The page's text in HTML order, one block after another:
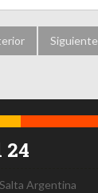
Siguiente
Salta Argentina